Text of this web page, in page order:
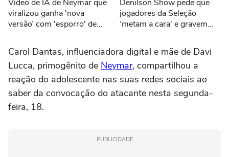
Vídeo de IA de Neymar que
viralizou ganha 'nova
versão’ com 'esporro' de
pôquer’
Denilson Show pede que
jogadores da Seleção
‘metam a cara’ e gravem
Copa
Carol Dantas, influenciadora digital e mãe de Davi
Lucca, primogênito de Neymar, compartilhou a
reação do adolescente nas suas redes sociais ao
saber da convocação do atacante nesta segunda-
feira, 18.
PUBLICIDADE